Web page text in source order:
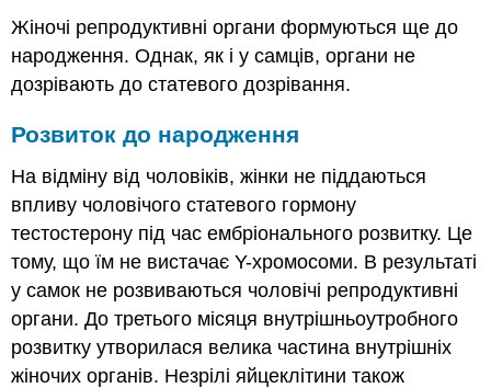
Жіночі репродуктивні органи формуються ще до
народження. Однак, як і у самців, органи не
дозрівають до статевого дозрівання.
Розвиток до народження
На відміну від чоловіків, жінки не піддаються
впливу чоловічого статевого гормону
тестостерону під час ембріонального розвитку. Це
тому, що їм не вистачає Y-хромосоми. В результаті
у самок не розвиваються чоловічі репродуктивні
органи. До третього місяця внутрішньоутробного
розвитку утворилася велика частина внутрішніх
жіночих органів. Незрілі яйцеклітини також